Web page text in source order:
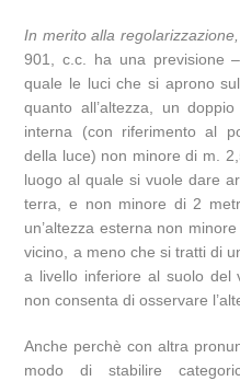
In merito alla regolarizzazione,
901, c.c. ha una previsione
quale le luci che si aprono
quanto all’altezza, un
interna (con riferimento al
della luce) non minore di m.
luogo al quale si vuole dare
terra, e non minore di 2
un’altezza esterna non
vicino, a meno che si tratti di
a livello inferiore al suolo del
non consenta di osservare
Anche perchè con altra
modo di stabilire